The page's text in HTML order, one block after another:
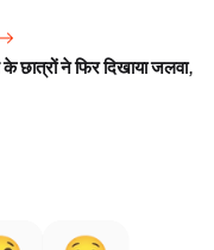
ने फिर दिखाया जलवा,